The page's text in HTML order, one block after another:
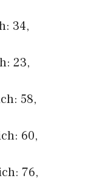
34,
23,
58,
60,
76,